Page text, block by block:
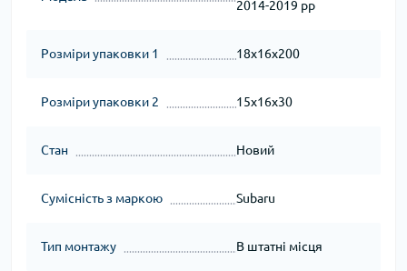
2014-2019 рр
Розміри упаковки 1 18x16x200
Розміри упаковки 2 15x16x30
Стан Новий
Сумісність з маркою Subaru
Тип монтажу В штатні місця